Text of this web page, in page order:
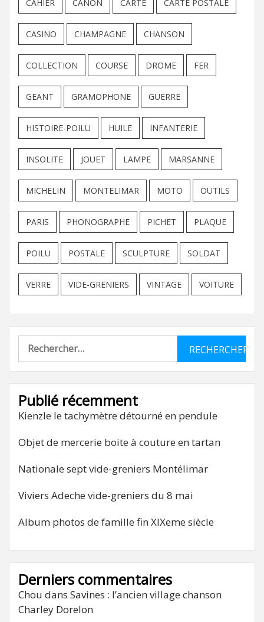
CAHIER CANON CARTE CARTE POSTALE
CASINO CHAMPAGNE CHANSON
COLLECTION COURSE DROME FER
GEANT GRAMOPHONE GUERRE
HISTOIRE-POILU HUILE INFANTERIE
INSOLITE JOUET LAMPE MARSANNE
MICHELIN MONTELIMAR MOTO OUTILS
PARIS PHONOGRAPHE PICHET PLAQUE
POILU POSTALE SCULPTURE SOLDAT
VERRE VIDE-GRENIERS VINTAGE VOITURE
Rechercher :
Publié récemment
Kienzle le tachymètre détourné en pendule
Objet de mercerie boite à couture en tartan
Nationale sept vide-greniers Montélimar
Viviers Adeche vide-greniers du 8 mai
Album photos de famille fin XIXeme siècle
Derniers commentaires
Chou dans Savines : l’ancien village chanson
Charley Dorelon